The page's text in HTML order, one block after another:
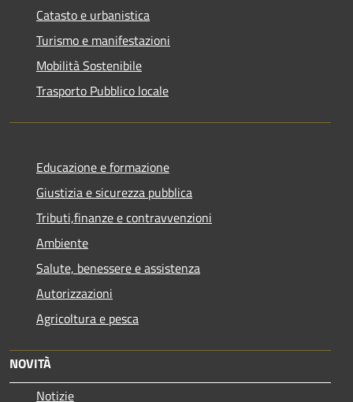
Catasto e urbanistica
Turismo e manifestazioni
Mobilità Sostenibile
Trasporto Pubblico locale
Educazione e formazione
Giustizia e sicurezza pubblica
Tributi,finanze e contravvenzioni
Ambiente
Salute, benessere e assistenza
Autorizzazioni
Agricoltura e pesca
NOVITÀ
Notizie